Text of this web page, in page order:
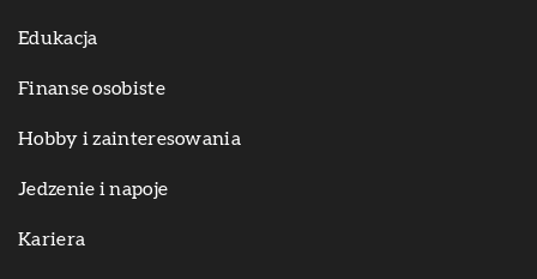
Edukacja
Finanse osobiste
Hobby i zainteresowania
Jedzenie i napoje
Kariera